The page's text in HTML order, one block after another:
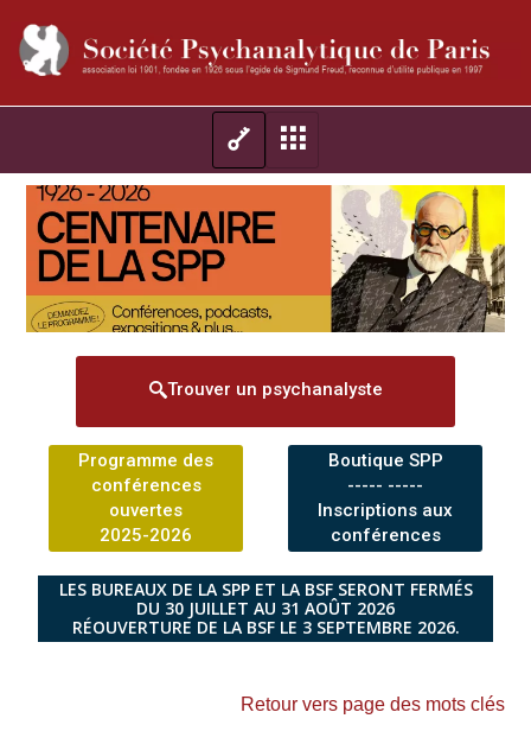
Trouver un psychanalyste
Programme des
conférences
ouvertes
2025-2026
Boutique SPP
----- -----
Inscriptions aux
conférences
LES BUREAUX DE LA SPP ET LA BSF SERONT FERMÉS
DU 30 JUILLET AU 31 AOÛT 2026
RÉOUVERTURE DE LA BSF LE 3 SEPTEMBRE 2026.
Retour vers page des mots clés